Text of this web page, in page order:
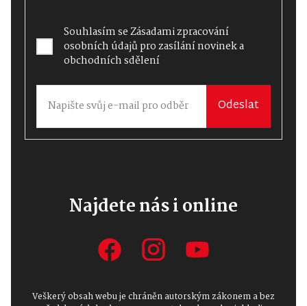
Souhlasím se Zásadami zpracování
osobních údajů pro zasílání novinek a
obchodních sdělení
Odeslat
Najdete nás i online
Veškerý obsah webu je chráněn autorským zákonem a bez